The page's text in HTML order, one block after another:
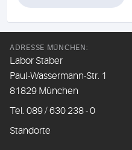
ADRESSE MÜNCHEN:
Labor Staber
Paul-Wassermann-Str. 1
81829 München
Tel. 089 / 630 238 - 0
Standorte